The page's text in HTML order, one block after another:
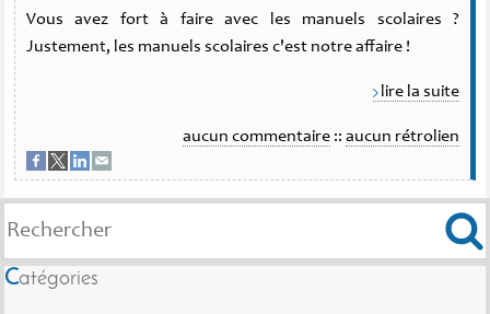
Vous avez fort à faire avec les manuels scolaires ?
Justement, les manuels scolaires c'est notre affaire !
lire la suite
aucun commentaire :: aucun rétrolien
Catégories